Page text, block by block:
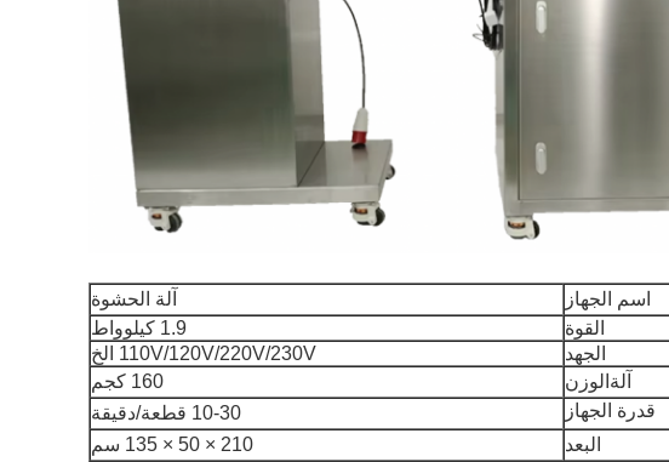
اسم الجهاز
آلة الحشوة
القوة
1.9 كيلوواط
الجهد
110V/120V/220V/230V الخ
آلة الوزن
160 كجم
قدرة الجهاز
10-30 قطعة/دقيقة
البعد
210 × 50 × 135 سم